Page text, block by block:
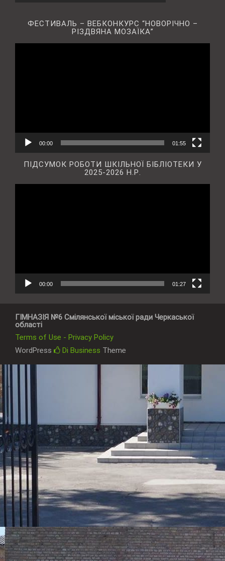
ФЕСТИВАЛЬ – ВЕБКОНКУРС “НОВОРІЧНО –
РІЗДВЯНА МОЗАЇКА”
00:00 01:55
ПІДСУМОК РОБОТИ ШКІЛЬНОЇ БІБЛІОТЕКИ У
2025-2026 Н.Р.
00:00 01:27
ГІМНАЗІЯ №6 Смілянської міської ради Черкаської
області
Terms of Use - Privacy Policy
WordPress
Di Business Theme